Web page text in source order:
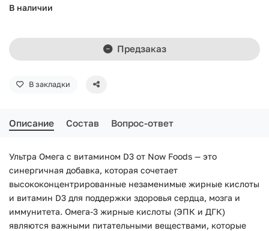
В наличии
Предзаказ
В закладки
Описание Состав Вопрос-ответ
Ультра Омега с витамином D3 от Now Foods — это
синергичная добавка, которая сочетает
высококонцентрированные незаменимые жирные кислоты
и витамин D3 для поддержки здоровья сердца, мозга и
иммунитета. Омега-3 жирные кислоты (ЭПК и ДГК)
являются важными питательными веществами, которые